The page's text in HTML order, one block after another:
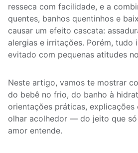
resseca com facilidade, e a
quentes, banhos quentinhos e
causar um efeito cascata:
alergias e irritações. Porém, tudo
evitado com pequenas atitudes
Neste artigo, vamos te mostrar
do bebê no frio, do banho à
orientações práticas, explicações
olhar acolhedor — do jeito que
amor entende.